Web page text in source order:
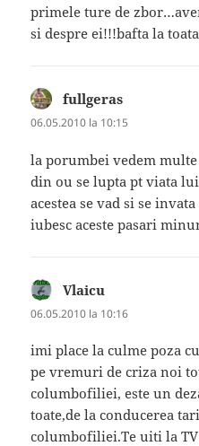
primele ture de
si despre ei!!!bafta la
fullgeras
06.05.2010 la 10:15
la porumbei vedem
din ou se lupta pt viata
acestea se vad si se
iubesc aceste pasari
Vlaicu
06.05.2010 la 10:16
imi place la culme poza
pe vremuri de criza noi
columbofiliei, este un
toate,de la conducerea
columbofiliei.Te uiti la